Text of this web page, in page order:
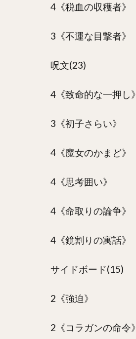
4《税血の収穫者》
3《不運な目撃者》
呪文(23)
4《致命的な一押し》
3《初子さらい》
4《魔女のかまど》
4《思考囲い》
4《命取りの論争》
4《鏡割りの寓話》
サイドボード(15)
2《強迫》
2《コラガンの命令》